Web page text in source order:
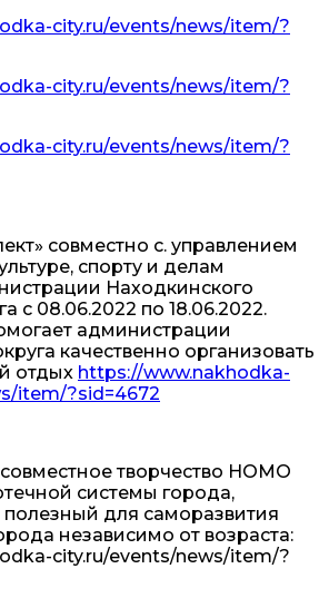
city.ru/events/news/item/?
city.ru/events/news/item/?
city.ru/events/news/item/?
совместно с. управлением
спорту и делам
Находкинского
с 08.06.2022 по 18.06.2022.
администрации
качественно организовать
отдых https://www.nakhodka-
item/?sid=4672
творчество НОМО
системы города,
полезный для саморазвития
независимо от возраста:
city.ru/events/news/item/?